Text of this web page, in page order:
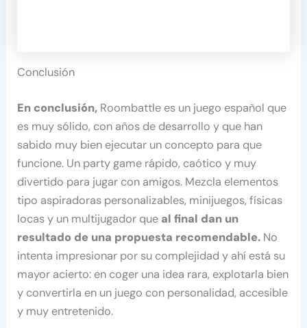
Conclusión
En conclusión, Roombattle es un juego español que
es muy sólido, con años de desarrollo y que han
sabido muy bien ejecutar un concepto para que
funcione. Un party game rápido, caótico y muy
divertido para jugar con amigos. Mezcla elementos
tipo aspiradoras personalizables, minijuegos, físicas
locas y un multijugador que al final dan un
resultado de una propuesta recomendable. No
intenta impresionar por su complejidad y ahí está su
mayor acierto: en coger una idea rara, explotarla bien
y convertirla en un juego con personalidad, accesible
y muy entretenido.